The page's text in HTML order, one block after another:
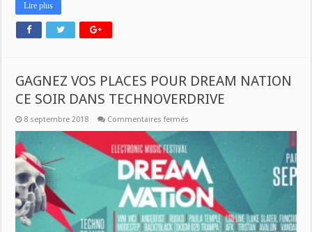
Lire plus
GAGNEZ VOS PLACES POUR DREAM NATION
CE SOIR DANS TECHNOVERDRIVE
8 septembre 2018 Commentaires fermés
POUR
DREAM
NATION
CE
SOIR
DANS
TECHNOVERDRIVE